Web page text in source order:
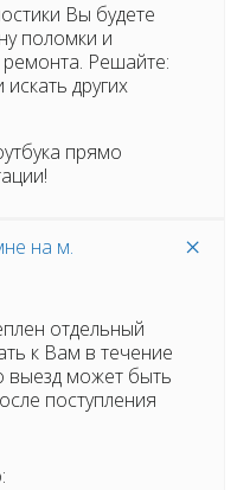
Вы будете
поломки и
Решайте:
других
прямо
на м.
отдельный
к Вам в течение
может быть
поступления